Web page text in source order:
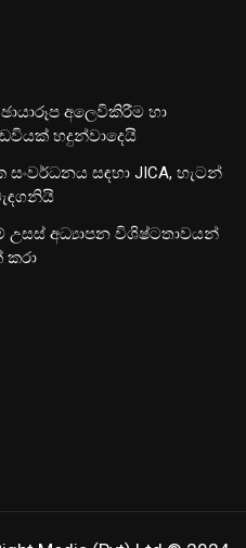
ඡායාරූප අලෙවිකිරීම හා
හදුන්වාදෙයි
සංවර්ධනය සඳහා JICA, හැටන්
උසස් අධ්‍යාපන විශිෂ්ටතාවයන්